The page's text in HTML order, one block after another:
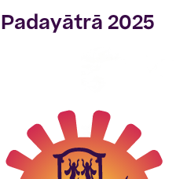
Padayātrā 2025